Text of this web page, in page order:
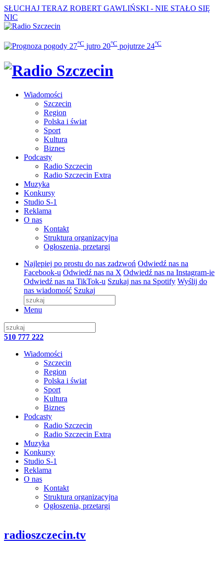
SŁUCHAJ TERAZ ROBERT GAWLIŃSKI - NIE STAŁO SIĘ
NIC
27°C jutro 20°C pojutrze 24°C
Wiadomości
Szczecin
Region
Polska i świat
Sport
Kultura
Biznes
Podcasty
Radio Szczecin
Radio Szczecin Extra
Muzyka
Konkursy
Studio S-1
Reklama
O nas
Kontakt
Struktura organizacyjna
Ogłoszenia, przetargi
Najlepiej po prostu do nas zadzwoń Odwiedź nas na
Facebook-u Odwiedź nas na X Odwiedź nas na Instagram-ie
Odwiedź nas na TikTok-u Szukaj nas na Spotify Wyślij do
nas wiadomość Szukaj
Menu
510 777 222
Wiadomości
Szczecin
Region
Polska i świat
Sport
Kultura
Biznes
Podcasty
Radio Szczecin
Radio Szczecin Extra
Muzyka
Konkursy
Studio S-1
Reklama
O nas
Kontakt
Struktura organizacyjna
Ogłoszenia, przetargi
radioszczecin.tv